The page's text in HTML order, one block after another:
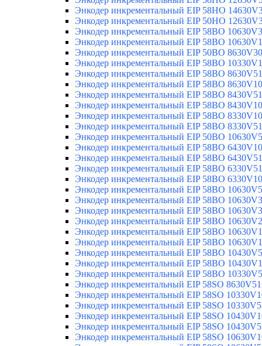
Энкодер инкрементальный EIP 58HO
Энкодер инкрементальный EIP 50HO
Энкодер инкрементальный EIP 58BO
Энкодер инкрементальный EIP 58BO
Энкодер инкрементальный EIP 50BO
Энкодер инкрементальный EIP 58BO
Энкодер инкрементальный EIP 58BO
Энкодер инкрементальный EIP 58BO
Энкодер инкрементальный EIP 58BO
Энкодер инкрементальный EIP 58BO
Энкодер инкрементальный EIP 58BO
Энкодер инкрементальный EIP 58BO
Энкодер инкрементальный EIP 50BO
Энкодер инкрементальный EIP 58BO
Энкодер инкрементальный EIP 58BO
Энкодер инкрементальный EIP 58BO
Энкодер инкрементальный EIP 58BO
Энкодер инкрементальный EIP 58BO
Энкодер инкрементальный EIP 58BO
Энкодер инкрементальный EIP 58BO
Энкодер инкрементальный EIP 58BO
Энкодер инкрементальный EIP 58BO
Энкодер инкрементальный EIP 58BO
Энкодер инкрементальный EIP 58BO
Энкодер инкрементальный EIP 58BO
Энкодер инкрементальный EIP 58BO
Энкодер инкрементальный EIP 58SO
Энкодер инкрементальный EIP 58SO
Энкодер инкрементальный EIP 58SO
Энкодер инкрементальный EIP 58SO
Энкодер инкрементальный EIP 58SO
Энкодер инкрементальный EIP 58SO